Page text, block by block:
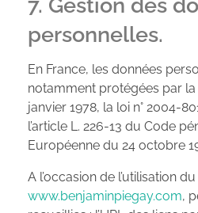
personnelles.
En France, les données
notamment protégées par la
janvier 1978, la loi n° 2004-
l’article L. 226-13 du Code
Européenne du 24 octobre
A l’occasion de l’utilisation
www.benjaminpiegay.com,